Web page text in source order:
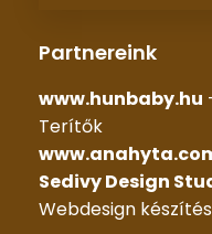
Partnereink
www.hunbaby.hu
Terítők
Sedivy Design
Webdesign készítés